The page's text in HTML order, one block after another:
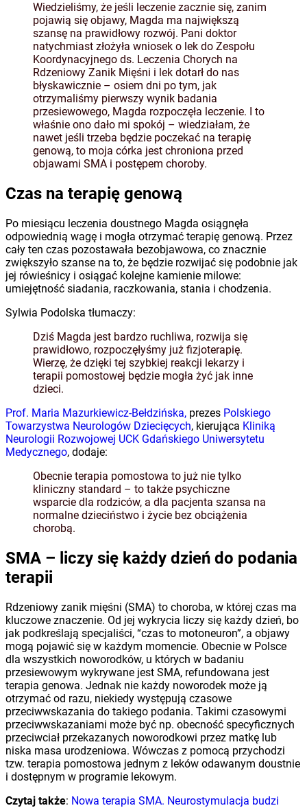
Wiedzieliśmy, że jeśli leczenie zacznie się, zanim
pojawią się objawy, Magda ma największą
szansę na prawidłowy rozwój. Pani doktor
natychmiast złożyła wniosek o lek do Zespołu
Koordynacyjnego ds. Leczenia Chorych na
Rdzeniowy Zanik Mięśni i lek dotarł do nas
błyskawicznie – osiem dni po tym, jak
otrzymaliśmy pierwszy wynik badania
przesiewowego, Magda rozpoczęła leczenie. I to
właśnie ono dało mi spokój – wiedziałam, że
nawet jeśli trzeba będzie poczekać na terapię
genową, to moja córka jest chroniona przed
objawami SMA i postępem choroby.
Czas na terapię genową
Po miesiącu leczenia doustnego Magda osiągnęła
odpowiednią wagę i mogła otrzymać terapię genową. Przez
cały ten czas pozostawała bezobjawowa, co znacznie
zwiększyło szanse na to, że będzie rozwijać się podobnie jak
jej rówieśnicy i osiągać kolejne kamienie milowe:
umiejętność siadania, raczkowania, stania i chodzenia.
Sylwia Podolska tłumaczy:
Dziś Magda jest bardzo ruchliwa, rozwija się
prawidłowo, rozpoczęłyśmy już fizjoterapię.
Wierzę, że dzięki tej szybkiej reakcji lekarzy i
terapii pomostowej będzie mogła żyć jak inne
dzieci.
Prof. Maria Mazurkiewicz-Bełdzińska, prezes Polskiego
Towarzystwa Neurologów Dziecięcych, kierująca Kliniką
Neurologii Rozwojowej UCK Gdańskiego Uniwersytetu
Medycznego, dodaje:
Obecnie terapia pomostowa to już nie tylko
kliniczny standard – to także psychiczne
wsparcie dla rodziców, a dla pacjenta szansa na
normalne dzieciństwo i życie bez obciążenia
chorobą.
SMA – liczy się każdy dzień do podania
terapii
Rdzeniowy zanik mięśni (SMA) to choroba, w której czas ma
kluczowe znaczenie. Od jej wykrycia liczy się każdy dzień, bo
jak podkreślają specjaliści, “czas to motoneuron”, a objawy
mogą pojawić się w każdym momencie. Obecnie w Polsce
dla wszystkich noworodków, u których w badaniu
przesiewowym wykrywane jest SMA, refundowana jest
terapia genowa. Jednak nie każdy noworodek może ją
otrzymać od razu, niekiedy występują czasowe
przeciwwskazania do takiego podania. Takimi czasowymi
przeciwwskazaniami może być np. obecność specyficznych
przeciwciał przekazanych noworodkowi przez matkę lub
niska masa urodzeniowa. Wówczas z pomocą przychodzi
tzw. terapia pomostowa jednym z leków odawanym doustnie
i dostępnym w programie lekowym.
Czytaj także: Nowa terapia SMA. Neurostymulacja budzi